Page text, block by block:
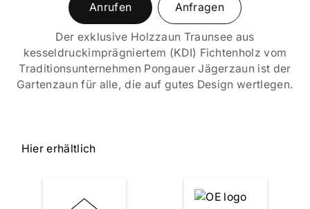
Anrufen Anfragen
Der exklusive Holzzaun Traunsee aus
kesseldruckimprägniertem (KDI) Fichtenholz vom
Traditionsunternehmen Pongauer Jägerzaun ist der
Gartenzaun für alle, die auf gutes Design wertlegen.
Hier erhältlich